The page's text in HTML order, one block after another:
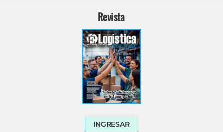
Revista
INGRESAR